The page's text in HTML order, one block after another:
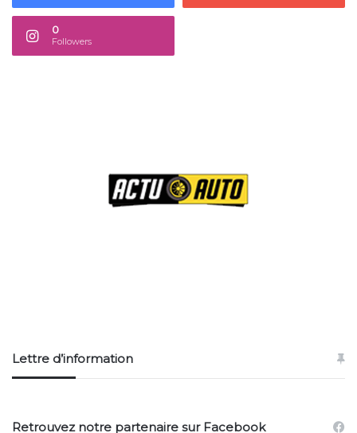
0
Followers
Lettre d’information
Retrouvez notre partenaire sur Facebook